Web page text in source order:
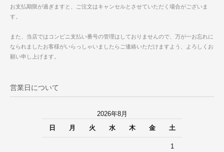
お支払期限が過ぎますと、ご注文はキャンセルとさせていただく場合がございま
す。
また、当店ではコンビニ支払い番号の管理はしておりませんので、万が一お忘れに
なられましたお客様がいらっしゃいましたらご連絡いただけますよう、よろしくお
願い申し上げます。
営業日について
2026年8月
日
月 火 水 木 金 土
1